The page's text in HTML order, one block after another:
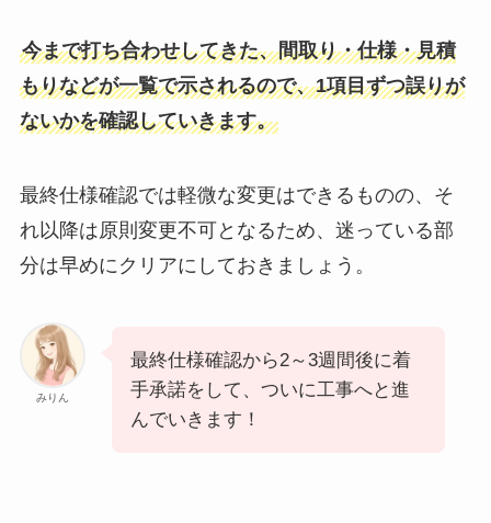
今まで打ち合わせしてきた、間取り・仕様・見積
もりなどが一覧で示されるので、1項目ずつ誤りが
ないかを確認していきます。
最終仕様確認では軽微な変更はできるものの、そ
れ以降は原則変更不可となるため、迷っている部
分は早めにクリアにしておきましょう。
みりん
最終仕様確認から2～3週間後に着
手承諾をして、ついに工事へと進
んでいきます！